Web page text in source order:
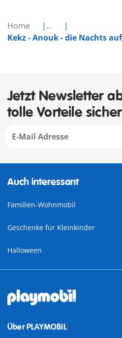
Home
...
Kekz - Anouk - die Nachts
Jetzt Newsletter
tolle Vorteile
Auch interessant
Familien-Wohnmobil
Geschenke für Kleinkinder
Halloween
Über PLAYMOBIL